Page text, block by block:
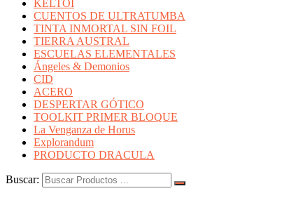
KELTOI
CUENTOS DE ULTRATUMBA
TINTA INMORTAL SIN FOIL
TIERRA AUSTRAL
ESCUELAS ELEMENTALES
Ángeles & Demonios
CID
ACERO
DESPERTAR GÓTICO
TOOLKIT PRIMER BLOQUE
La Venganza de Horus
Explorandum
PRODUCTO DRACULA
Buscar: